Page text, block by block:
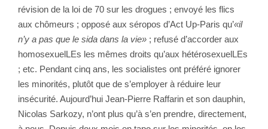
révision de la loi de 70 sur les drogues ; envoyé les flics
aux chômeurs ; opposé aux séropos d’Act Up-Paris qu’«il
n’y a pas que le sida dans la vie» ; refusé d’accorder aux
homosexuelLEs les mêmes droits qu’aux hétérosexuelLEs
; etc. Pendant cinq ans, les socialistes ont préféré ignorer
les minorités, plutôt que de s’employer à réduire leur
insécurité. Aujourd’hui Jean-Pierre Raffarin et son dauphin,
Nicolas Sarkozy, n’ont plus qu’à s’en prendre, directement,